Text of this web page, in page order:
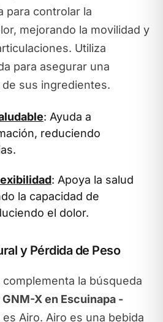
para controlar la
mejorando la movilidad y
Utiliza
para asegurar una
sus ingredientes.
: Ayuda a
reduciendo
: Apoya la salud
la capacidad de
el dolor.
y Pérdida de Peso
la búsqueda
X en Escuinapa -
es Airo. Airo es una bebida